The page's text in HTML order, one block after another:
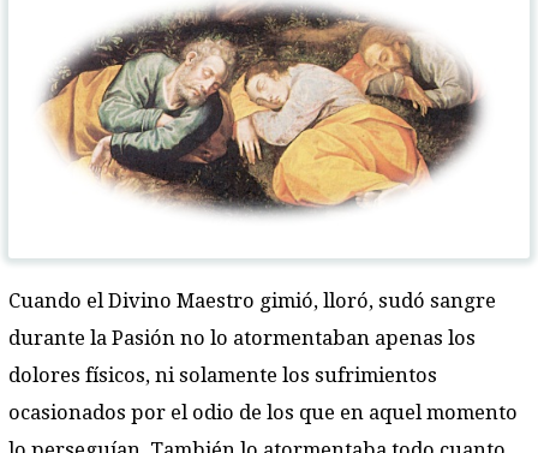
Cuando el Divino Maestro gimió, lloró, sudó sangre
durante la Pasión no lo atormentaban apenas los
dolores físicos, ni solamente los sufrimientos
ocasionados por el odio de los que en aquel momento